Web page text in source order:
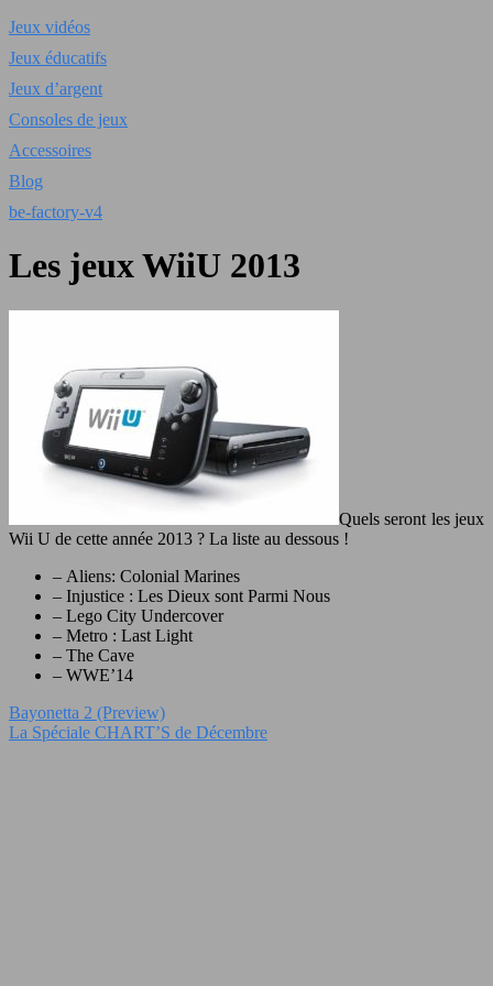
Jeux vidéos
Jeux éducatifs
Jeux d’argent
Consoles de jeux
Accessoires
Blog
be-factory-v4
Les jeux WiiU 2013
Quels seront les jeux
Wii U de cette année 2013 ? La liste au dessous !
– Aliens: Colonial Marines
– Injustice : Les Dieux sont Parmi Nous
– Lego City Undercover
– Metro : Last Light
– The Cave
– WWE’14
Bayonetta 2 (Preview)
La Spéciale CHART’S de Décembre